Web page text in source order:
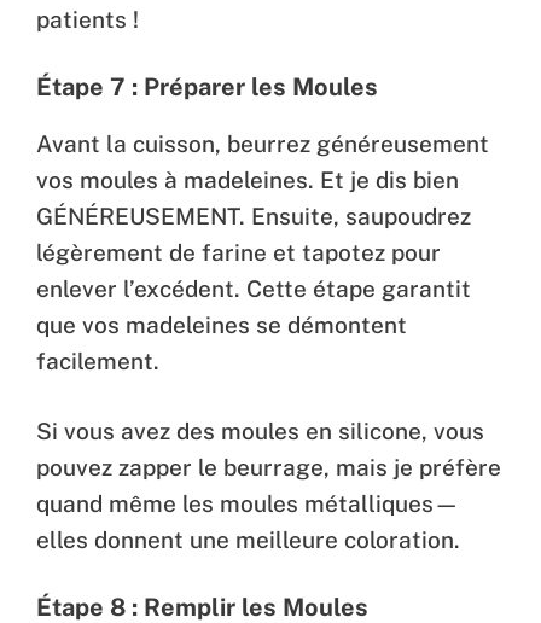
patients !
Étape 7 : Préparer les Moules
Avant la cuisson, beurrez généreusement
vos moules à madeleines. Et je dis bien
GÉNÉREUSEMENT. Ensuite, saupoudrez
légèrement de farine et tapotez pour
enlever l’excédent. Cette étape garantit
que vos madeleines se démontent
facilement.
Si vous avez des moules en silicone, vous
pouvez zapper le beurrage, mais je préfère
quand même les moules métalliques—
elles donnent une meilleure coloration.
Étape 8 : Remplir les Moules